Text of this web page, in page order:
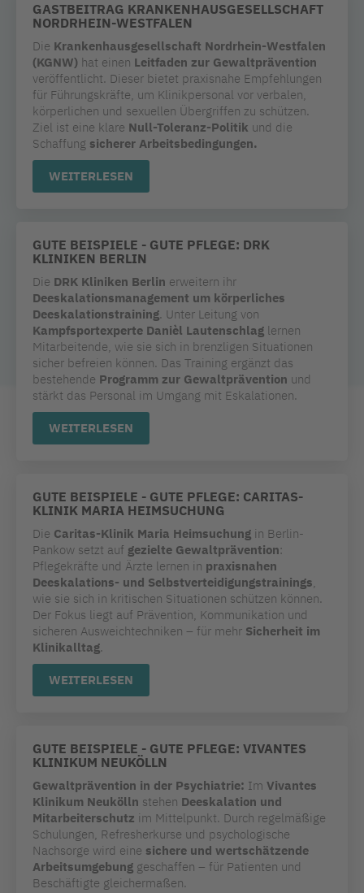
GASTBEITRAG KRANKENHAUSGESELLSCHAFT
NORDRHEIN-WESTFALEN
Die Krankenhausgesellschaft Nordrhein-Westfalen
(KGNW) hat einen Leitfaden zur Gewaltprävention
veröffentlicht. Dieser bietet praxisnahe Empfehlungen
für Führungskräfte, um Klinikpersonal vor verbalen,
körperlichen und sexuellen Übergriffen zu schützen.
Ziel ist eine klare Null-Toleranz-Politik und die
Schaffung sicherer Arbeitsbedingungen.
WEITERLESEN
GUTE BEISPIELE - GUTE PFLEGE: DRK
KLINIKEN BERLIN
Die DRK Kliniken Berlin erweitern ihr
Deeskalationsmanagement um körperliches
Deeskalationstraining. Unter Leitung von
Kampfsportexperte Danièl Lautenschlag lernen
Mitarbeitende, wie sie sich in brenzligen Situationen
sicher befreien können. Das Training ergänzt das
bestehende Programm zur Gewaltprävention und
stärkt das Personal im Umgang mit Eskalationen.
WEITERLESEN
GUTE BEISPIELE - GUTE PFLEGE: CARITAS-
KLINIK MARIA HEIMSUCHUNG
Die Caritas-Klinik Maria Heimsuchung in Berlin-
Pankow setzt auf gezielte Gewaltprävention:
Pflegekräfte und Ärzte lernen in praxisnahen
Deeskalations- und Selbstverteidigungstrainings,
wie sie sich in kritischen Situationen schützen können.
Der Fokus liegt auf Prävention, Kommunikation und
sicheren Ausweichtechniken – für mehr Sicherheit im
Klinikalltag.
WEITERLESEN
GUTE BEISPIELE - GUTE PFLEGE: VIVANTES
KLINIKUM NEUKÖLLN
Gewaltprävention in der Psychiatrie: Im Vivantes
Klinikum Neukölln stehen Deeskalation und
Mitarbeiterschutz im Mittelpunkt. Durch regelmäßige
Schulungen, Refresherkurse und psychologische
Nachsorge wird eine sichere und wertschätzende
Arbeitsumgebung geschaffen – für Patienten und
Beschäftigte gleichermaßen.